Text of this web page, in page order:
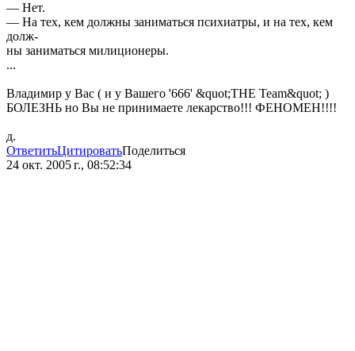
— Нет.
— На тех, кем должны заниматься психиатры, и на тех, кем
долж-
ны заниматься милиционеры.
...
Владимир у Вас ( и у Вашего '666' &quot;THE Team&quot; )
БОЛЕЗНЬ но Вы не принимаете лекарство!!! ФЕНОМЕН!!!!
д.
ОтветитьЦитироватьПоделиться
24 окт. 2005 г., 08:52:34